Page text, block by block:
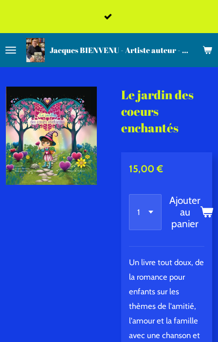
contenu
principal
Jacques BIENVENU - Artiste auteur - compositeur - interprète
Le jardin des
coeurs
enchantés
15,00 €
Ajouter
au
panier
Un livre tout doux, de
la romance pour
enfants sur les
thèmes de l'amitié,
l'amour et la famille
avec une chanson et